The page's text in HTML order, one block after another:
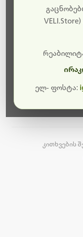
მიმდინარეობს
მალე ისევ
კითხვების
ელ- ფოსტა: